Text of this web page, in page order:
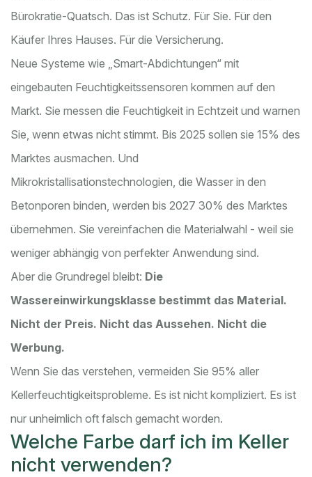
Bürokratie-Quatsch. Das ist Schutz. Für Sie. Für den
Käufer Ihres Hauses. Für die Versicherung.
Neue Systeme wie „Smart-Abdichtungen“ mit
eingebauten Feuchtigkeitssensoren kommen auf den
Markt. Sie messen die Feuchtigkeit in Echtzeit und warnen
Sie, wenn etwas nicht stimmt. Bis 2025 sollen sie 15% des
Marktes ausmachen. Und
Mikrokristallisationstechnologien, die Wasser in den
Betonporen binden, werden bis 2027 30% des Marktes
übernehmen. Sie vereinfachen die Materialwahl - weil sie
weniger abhängig von perfekter Anwendung sind.
Aber die Grundregel bleibt: Die
Wassereinwirkungsklasse bestimmt das Material.
Nicht der Preis. Nicht das Aussehen. Nicht die
Werbung.
Wenn Sie das verstehen, vermeiden Sie 95% aller
Kellerfeuchtigkeitsprobleme. Es ist nicht kompliziert. Es ist
nur unheimlich oft falsch gemacht worden.
Welche Farbe darf ich im Keller
nicht verwenden?